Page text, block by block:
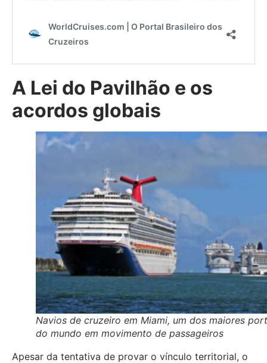
A Lei do Pavilhão e os
acordos globais
Navios de cruzeiro em Miami, um dos maiores
do mundo em movimento de passageiros
Apesar da tentativa de provar o vínculo territorial, o